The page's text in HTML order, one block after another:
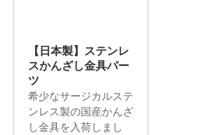
【日本製】ステンレ
スかんざし金具パー
ツ
希少なサージカルステ
ンレス製の国産かんざ
し金具を入荷しまし